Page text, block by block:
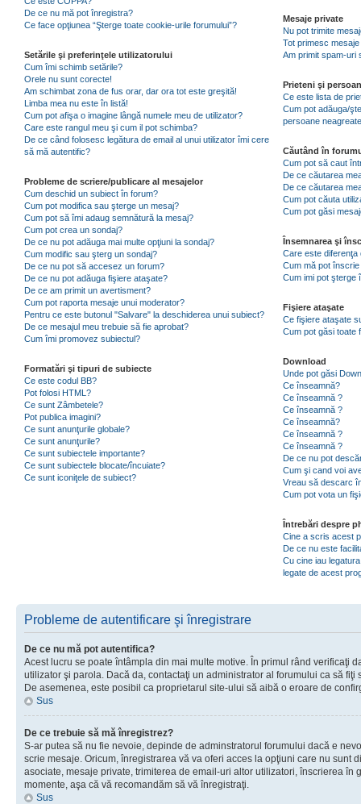
De ce nu mă pot înregistra?
Ce face opţiunea “Şterge toate cookie-urile forumului”?
Setările şi preferinţele utilizatorului
Cum îmi schimb setările?
Orele nu sunt corecte!
Am schimbat zona de fus orar, dar ora tot este greşită!
Limba mea nu este în listă!
Cum pot afişa o imagine lângă numele meu de utilizator?
Care este rangul meu şi cum il pot schimba?
De ce când folosesc legătura de email al unui utilizator îmi cere
să mă autentific?
Probleme de scriere/publicare al mesajelor
Cum deschid un subiect în forum?
Cum pot modifica sau şterge un mesaj?
Cum pot să îmi adaug semnătură la mesaj?
Cum pot crea un sondaj?
De ce nu pot adăuga mai multe opţiuni la sondaj?
Cum modific sau şterg un sondaj?
De ce nu pot să accesez un forum?
De ce nu pot adăuga fişiere ataşate?
De ce am primit un avertisment?
Cum pot raporta mesaje unui moderator?
Pentru ce este butonul "Salvare" la deschiderea unui subiect?
De ce mesajul meu trebuie să fie aprobat?
Cum îmi promovez subiectul?
Formatări şi tipuri de subiecte
Ce este codul BB?
Pot folosi HTML?
Ce sunt Zâmbetele?
Pot publica imagini?
Ce sunt anunţurile globale?
Ce sunt anunţurile?
Ce sunt subiectele importante?
Ce sunt subiectele blocate/încuiate?
Ce sunt iconiţele de subiect?
Mesaje private
Nu pot trimite
Tot primesc
Am primit spam-uri
Prieteni şi
Ce este lista de
Cum pot adăuga/
persoane
Căutând în
Cum pot să caut
De ce căutarea
De ce căutarea
Cum pot căuta
Cum pot găsi
Însemnarea şi
Care este
Cum mă pot
Cum imi pot şterge
Fişiere ataşate
Ce fişiere ataşate
Cum pot găsi toate
Download
Unde pot găsi
Ce înseamnă?
Ce înseamnă ?
Ce înseamnă ?
Ce înseamnă?
Ce înseamnă ?
Ce înseamnă ?
De ce nu pot
Cum şi cand voi
Vreau să descarc
Cum pot vota un
Întrebări despre
Cine a scris acest
De ce nu este
Cu cine iau
legate de acest
Probleme de autentificare şi înregistrare
De ce nu mă pot autentifica?
Acest lucru se poate întâmpla din mai multe motive. În primul rând verificaţi
utilizator şi parola. Dacă da, contactaţi un administrator al forumului ca să fiţi
De asemenea, este posibil ca proprietarul site-ului să aibă o eroare de
Sus
De ce trebuie să mă înregistrez?
S-ar putea să nu fie nevoie, depinde de adminstratorul forumului dacă e
scrie mesaje. Oricum, înregistrarea vă va oferi acces la opţiuni care nu sunt
asociate, mesaje private, trimiterea de email-uri altor utilizatori, înscrierea în
momente, aşa că vă recomandăm să vă înregistraţi.
Sus